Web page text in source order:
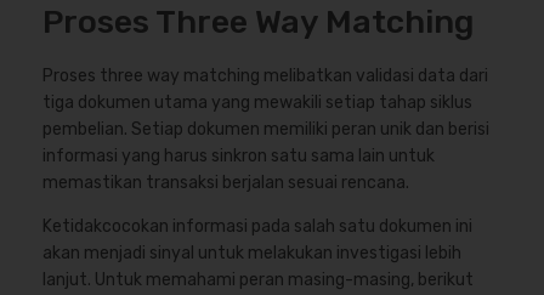
Proses Three Way Matching
Proses three way matching melibatkan validasi data dari
tiga dokumen utama yang mewakili setiap tahap siklus
pembelian. Setiap dokumen memiliki peran unik dan berisi
informasi yang harus sinkron satu sama lain untuk
memastikan transaksi berjalan sesuai rencana.
Ketidakcocokan informasi pada salah satu dokumen ini
akan menjadi sinyal untuk melakukan investigasi lebih
lanjut. Untuk memahami peran masing-masing, berikut